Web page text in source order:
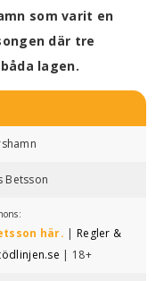
som varit en
där tre
lagen.
Betsson
här. | Regler &
| 18+